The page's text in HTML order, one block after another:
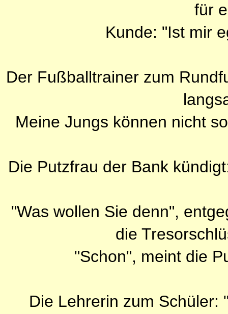
für
Kunde: "Ist mir
Der Fußballtrainer zum
Meine Jungs können nicht
Die Putzfrau der Bank
"Was wollen Sie denn",
die
"Schon", meint die
Die Lehrerin zum Schüler: